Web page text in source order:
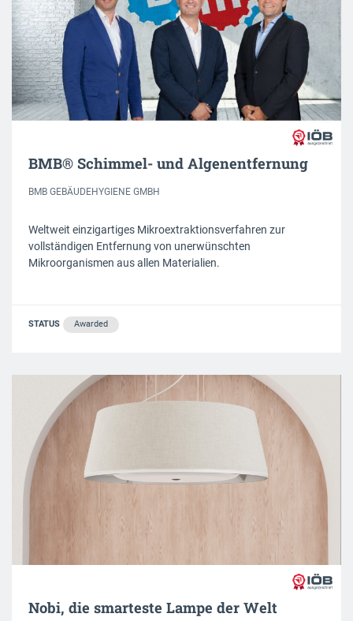
BMB® Schimmel- und Algenentfernung
BMB GEBÄUDEHYGIENE GMBH
Weltweit einzigartiges Mikroextraktionsverfahren zur
vollständigen Entfernung von unerwünschten
Mikroorganismen aus allen Materialien.
STATUS Awarded
Nobi, die smarteste Lampe der Welt